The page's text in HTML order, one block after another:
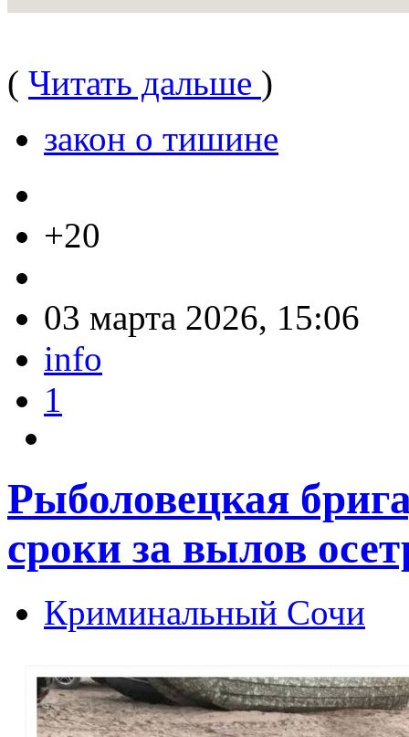
( Читать дальше )
закон о тишине
+20
03 марта 2026, 15:06
info
1
Рыболовецкая
сроки за вылов
Криминальный Сочи